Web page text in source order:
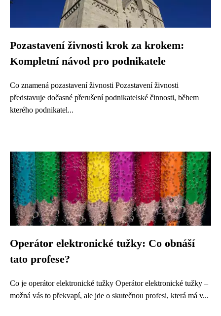
Pozastavení živnosti krok za krokem:
Kompletní návod pro podnikatele
Co znamená pozastavení živnosti Pozastavení živnosti
představuje dočasné přerušení podnikatelské činnosti, během
kterého podnikatel...
Operátor elektronické tužky: Co obnáší
tato profese?
Co je operátor elektronické tužky Operátor elektronické tužky –
možná vás to překvapí, ale jde o skutečnou profesi, která má v...